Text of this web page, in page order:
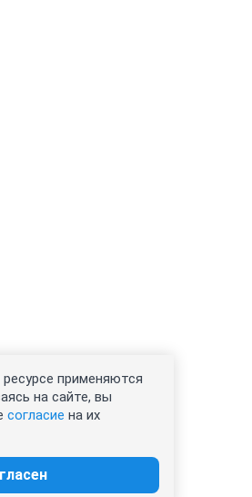
применяются
на сайте, вы
согласие на их